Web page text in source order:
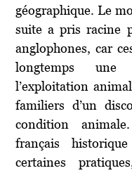
géographique. Le
suite a pris racine
anglophones, car
longtemps une
l’exploitation
familiers d’un
condition
français
certaines